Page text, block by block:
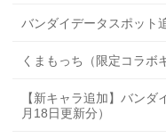
バンダイデータスポット
くまもっち（限定コラボ
【新キャラ追加】バン
月18日更新分）